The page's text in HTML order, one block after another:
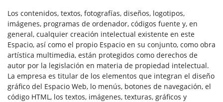
Los contenidos, textos, fotografías, diseños, logotipos,
imágenes, programas de ordenador, códigos fuente y, en
general, cualquier creación intelectual existente en este
Espacio, así como el propio Espacio en su conjunto, como obra
artística multimedia, están protegidos como derechos de
autor por la legislación en materia de propiedad intelectual.
La empresa es titular de los elementos que integran el diseño
gráfico del Espacio Web, lo menús, botones de navegación, el
código HTML, los textos, imágenes, texturas, gráficos y